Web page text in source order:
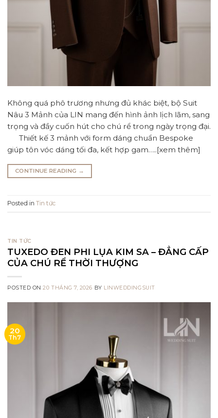
Không quá phô trương nhưng đủ khác biệt, bộ Suit
Nâu 3 Mảnh của LIN mang đến hình ảnh lịch lãm, sang
trọng và đầy cuốn hút cho chú rể trong ngày trọng đại.
Thiết kế 3 mảnh với form dáng chuẩn Bespoke
giúp tôn vóc dáng tối đa, kết hợp gam…..[xem thêm]
CONTINUE READING →
Posted in Tin tức
TIN TỨC
TUXEDO ĐEN PHI LỤA KIM SA – ĐẲNG CẤP
CỦA CHÚ RỂ THỜI THƯỢNG
POSTED ON20 THÁNG 7, 2026 BY LINWEDDINGSUIT
20
Th7